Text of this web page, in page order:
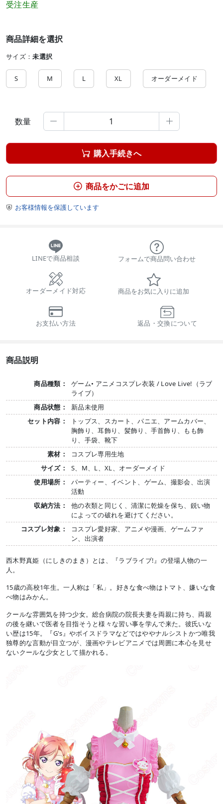
受注生産
商品詳細を選択
サイズ：未選択
S M L XL オーダーメイド
数量  
 購入手続きへ
 商品をかごに追加
 お客様情報を保護しています
LINEで商品相談 フォームで商品問い合わせ
オーダーメイド対応 商品をお気に入りに追加
お支払い方法 返品・交換について
商品説明
商品種類：
ゲーム• アニメコスプレ衣装 / Love Live!（ラブ
ライブ）
商品状態：
新品未使用
セット内容：
トップス、スカート、パニエ、アームカバー、
胸飾り、耳飾り、髪飾り、手首飾り、もも飾
り、手袋、靴下
素材：
コスプレ専用生地
サイズ：
S、M、L、XL、オーダーメイド
使用場所：
パーティー、イベント、ゲーム、撮影会、出演
活動
収納方法：
他の衣類と同じく、清潔に乾燥を保ち、鋭い物
によっての破れを避けてください。
コスプレ対象：
コスプレ愛好家、アニメや漫画、ゲームファ
ン、出演者
西木野真姫（にしきのまき）とは、『ラブライブ!』の登場人物の一
人。
15歳の高校1年生。一人称は「私」。好きな食べ物はトマト、嫌いな食
べ物はみかん。
クールな雰囲気を持つ少女。総合病院の院長夫妻を両親に持ち、両親
の後を継いで医者を目指そうと様々な習い事を学んで来た。彼氏いな
い歴は15年。『G's』やボイスドラマなどではややナルシストかつ唯我
独尊的な言動が目立つが、漫画やテレビアニメでは周囲に本心を見せ
ないクールな少女として描かれる。